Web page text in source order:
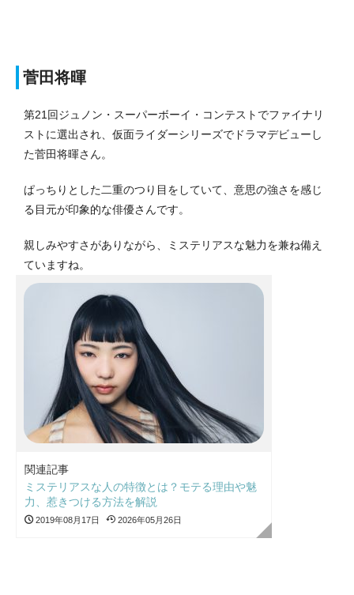
菅田将暉
第21回ジュノン・スーパーボーイ・コンテストでファイナリ
ストに選出され、仮面ライダーシリーズでドラマデビューし
た菅田将暉さん。
ぱっちりとした二重のつり目をしていて、意思の強さを感じ
る目元が印象的な俳優さんです。
親しみやすさがありながら、ミステリアスな魅力を兼ね備え
ていますね。
関連記事
ミステリアスな人の特徴とは？モテる理由や魅
力、惹きつける方法を解説
2019年08月17日 2026年05月26日